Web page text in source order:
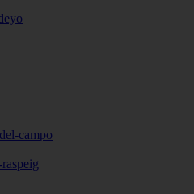
campo